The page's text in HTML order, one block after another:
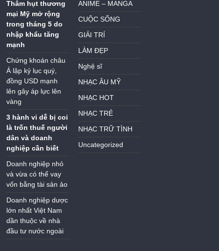
Thâm hụt thương
mại Mỹ mở rộng
trong tháng 5 do
nhập khẩu tăng
mạnh
Chứng khoán châu
Á lập kỷ lục quý,
đồng USD mạnh
lên gây áp lực lên
vàng
3 hành vi dễ bị coi
là trốn thuế người
dân và doanh
nghiệp cần biết
Doanh nghiệp nhỏ
và vừa có thể vay
vốn bằng tài sản ảo
Doanh nghiệp dược
lớn nhất Việt Nam
dần thuộc về nhà
đầu tư nước ngoài
ANIME – MANGA
CUỘC SỐNG
GIẢI TRÍ
LÀM ĐẸP
Nghệ sĩ
NHẠC ÂU MỸ
NHẠC HOT
NHẠC TRẺ
NHẠC TRỮ TÌNH
Uncategorized